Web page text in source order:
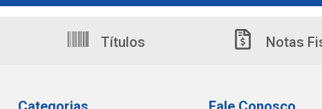
Títulos Notas